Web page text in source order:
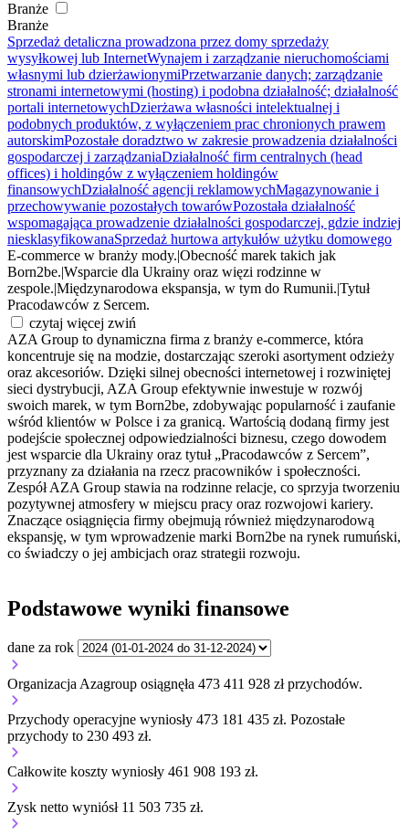
Branże
Branże
Sprzedaż detaliczna prowadzona przez domy sprzedaży
wysyłkowej lub InternetWynajem i zarządzanie nieruchomościami
własnymi lub dzierżawionymiPrzetwarzanie danych; zarządzanie
stronami internetowymi (hosting) i podobna działalność; działalność
portali internetowychDzierżawa własności intelektualnej i
podobnych produktów, z wyłączeniem prac chronionych prawem
autorskimPozostałe doradztwo w zakresie prowadzenia działalności
gospodarczej i zarządzaniaDziałalność firm centralnych (head
offices) i holdingów z wyłączeniem holdingów
finansowychDziałalność agencji reklamowychMagazynowanie i
przechowywanie pozostałych towarówPozostała działalność
wspomagająca prowadzenie działalności gospodarczej, gdzie indziej
niesklasyfikowanaSprzedaż hurtowa artykułów użytku domowego
E-commerce w branży mody. Obecność marek takich jak
Born2be. Wsparcie dla Ukrainy oraz więzi rodzinne w
zespole. Międzynarodowa ekspansja, w tym do Rumunii. Tytuł
Pracodawców z Sercem.
czytaj więcej zwiń
AZA Group to dynamiczna firma z branży e-commerce, która
koncentruje się na modzie, dostarczając szeroki asortyment odzieży
oraz akcesoriów. Dzięki silnej obecności internetowej i rozwiniętej
sieci dystrybucji, AZA Group efektywnie inwestuje w rozwój
swoich marek, w tym Born2be, zdobywając popularność i zaufanie
wśród klientów w Polsce i za granicą. Wartością dodaną firmy jest
podejście społecznej odpowiedzialności biznesu, czego dowodem
jest wsparcie dla Ukrainy oraz tytuł „Pracodawców z Sercem”,
przyznany za działania na rzecz pracowników i społeczności.
Zespół AZA Group stawia na rodzinne relacje, co sprzyja tworzeniu
pozytywnej atmosfery w miejscu pracy oraz rozwojowi kariery.
Znaczące osiągnięcia firmy obejmują również międzynarodową
ekspansję, w tym wprowadzenie marki Born2be na rynek rumuński,
co świadczy o jej ambicjach oraz strategii rozwoju.
Podstawowe wyniki finansowe
dane za rok
Organizacja Azagroup osiągnęła 473 411 928 zł przychodów.
Przychody operacyjne wyniosły 473 181 435 zł. Pozostałe
przychody to 230 493 zł.
Całkowite koszty wyniosły 461 908 193 zł.
Zysk netto wyniósł 11 503 735 zł.